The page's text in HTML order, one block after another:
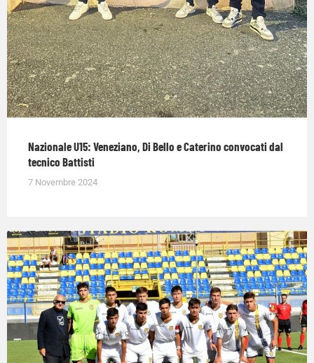
Nazionale U15: Veneziano, Di Bello e Caterino convocati dal
tecnico Battisti
7 Novembre 2024